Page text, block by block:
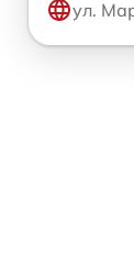
ул.